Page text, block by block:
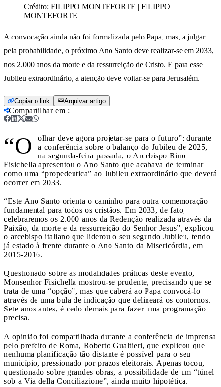
Crédito: FILIPPO MONTEFORTE | FILIPPO
MONTEFORTE
A convocação ainda não foi formalizada pelo Papa, mas, a julgar
pela probabilidade, o próximo Ano Santo deve realizar-se em 2033,
nos 2.000 anos da morte e da ressurreição de Cristo. E para esse
Jubileu extraordinário, a atenção deve voltar-se para Jerusalém.
Copiar o link Arquivar artigo
Compartilhar em :
“O
olhar deve agora projetar-se para o futuro”: durante
a conferência sobre o balanço do Jubileu de 2025,
na segunda-feira passada, o Arcebispo Rino
Fisichella apresentou o Ano Santo que acabava de terminar
como uma “propedeutica” ao Jubileu extraordinário que deverá
ocorrer em 2033.
“Este Ano Santo orienta o caminho para outra comemoração
fundamental para todos os cristãos. Em 2033, de fato,
celebraremos os 2.000 anos da Redenção realizada através da
Paixão, da morte e da ressurreição do Senhor Jesus”, explicou
o arcebispo italiano que liderou o seu segundo Jubileu, tendo
já estado à frente durante o Ano Santo da Misericórdia, em
2015-2016.
Questionado sobre as modalidades práticas deste evento,
Monsenhor Fisichella mostrou-se prudente, precisando que se
trata de uma “opção”, mas que caberá ao Papa convocá-lo
através de uma bula de indicação que delineará os contornos.
Sete anos antes, é cedo demais para fazer uma programação
precisa.
A opinião foi compartilhada durante a conferência de imprensa
pelo prefeito de Roma, Roberto Gualtieri, que explicou que
nenhuma planificação tão distante é possível para o seu
município, pressionado por prazos eleitorais. Apenas tocou,
questionado sobre grandes obras, a possibilidade de um “túnel
sob a Via della Conciliazione”, ainda muito hipotética.